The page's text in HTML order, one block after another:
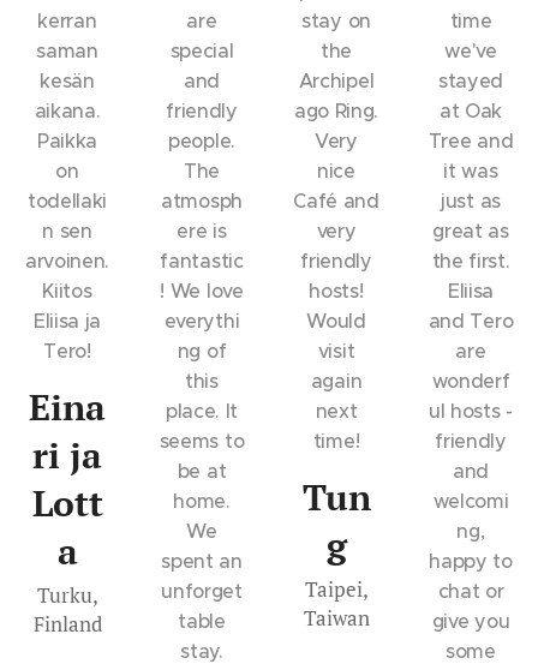
kerran
saman
kesän
aikana.
Paikka
on
todellaki
n sen
arvoinen.
Kiitos
Eliisa ja
Tero!
Eina
ri ja
Lott
a
Turku,
Finland
are
special
and
friendly
people.
The
atmosph
ere is
fantastic
! We love
everythi
ng of
this
place. It
seems to
be at
home.
We
spent an
unforget
table
stay.
stay on
the
Archipel
ago Ring.
Very
nice
Café and
very
friendly
hosts!
Would
visit
again
next
time!
Tun
g
Taipei,
Taiwan
time
we've
stayed
at Oak
Tree and
it was
just as
great as
the first.
Eliisa
and Tero
are
wonderf
ul hosts -
friendly
and
welcomi
ng,
happy to
chat or
give you
some